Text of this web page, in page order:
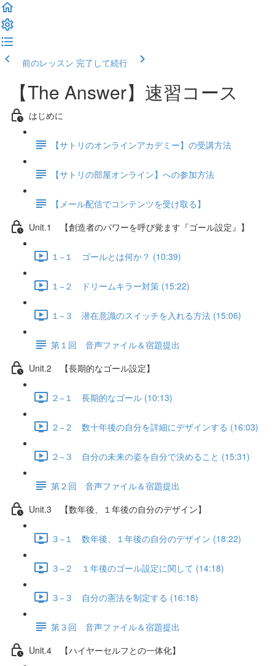
前のレッスン 完了して続行
【The Answer】速習コース
はじめに
【サトリのオンラインアカデミー】の受講方法
【サトリの部屋オンライン】への参加方法
【メール配信でコンテンツを受け取る】
Unit.1 【創造者のパワーを呼び覚ます『ゴール設定』】
１−１ ゴールとは何か？ (10:39)
１−２ ドリームキラー対策 (15:22)
１−３ 潜在意識のスイッチを入れる方法 (15:06)
第１回 音声ファイル＆宿題提出
Unit.2 【長期的なゴール設定】
２−１ 長期的なゴール (10:13)
２−２ 数十年後の自分を詳細にデザインする (16:03)
２−３ 自分の未来の姿を自分で決めること (15:31)
第２回 音声ファイル＆宿題提出
Unit.3 【数年後、１年後の自分のデザイン】
３−１ 数年後、１年後の自分のデザイン (18:22)
３−２ １年後のゴール設定に関して (14:18)
３−３ 自分の憲法を制定する (16:18)
第３回 音声ファイル＆宿題提出
Unit.4 【ハイヤーセルフとの一体化】